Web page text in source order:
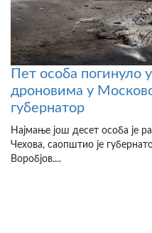
Пет особа погинуло
дроновима у
губернатор
Најмање још десет особа је
Чехова, саопштио је
Воробјов....